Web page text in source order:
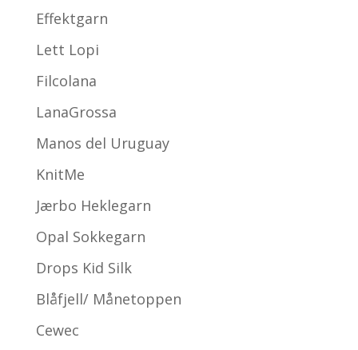
Effektgarn
Lett Lopi
Filcolana
LanaGrossa
Manos del Uruguay
KnitMe
Jærbo Heklegarn
Opal Sokkegarn
Drops Kid Silk
Blåfjell/ Månetoppen
Cewec